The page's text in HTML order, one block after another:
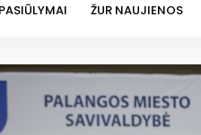
ŽUR NAUJIENOS